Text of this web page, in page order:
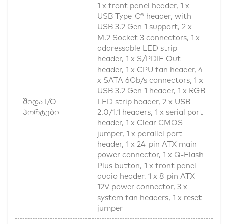
შიდა I/O
პორტები
1 x front panel header, 1 x
USB Type-C® header, with
USB 3.2 Gen 1 support, 2 x
M.2 Socket 3 connectors, 1 x
addressable LED strip
header, 1 x S/PDIF Out
header, 1 x CPU fan header, 4
x SATA 6Gb/s connectors, 1 x
USB 3.2 Gen 1 header, 1 x RGB
LED strip header, 2 x USB
2.0/1.1 headers, 1 x serial port
header, 1 x Clear CMOS
jumper, 1 x parallel port
header, 1 x 24-pin ATX main
power connector, 1 x Q-Flash
Plus button, 1 x front panel
audio header, 1 x 8-pin ATX
12V power connector, 3 x
system fan headers, 1 x reset
jumper